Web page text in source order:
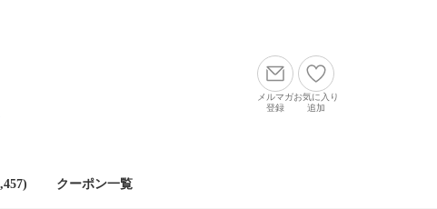
メルマガ
登録
お気に入り
追加
) クーポン一覧